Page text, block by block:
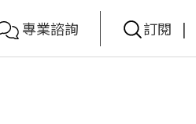
專業諮詢 訂閱 |